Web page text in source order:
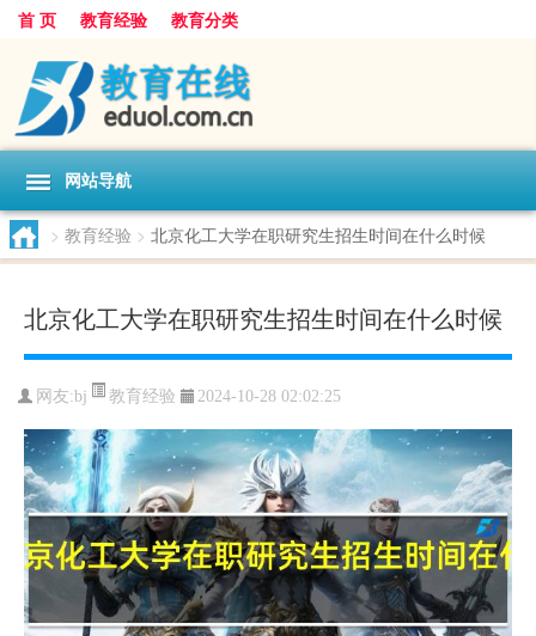
首 页 教育经验 教育分类
网站导航
> 教育经验 > 北京化工大学在职研究生招生时间在什么时候
北京化工大学在职研究生招生时间在什么时候
网友:bj 教育经验 2024-10-28 02:02:25